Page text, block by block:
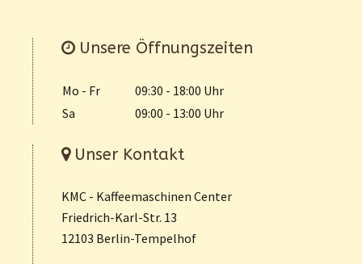
Unsere Öffnungszeiten
Mo - Fr
09:30 - 18:00 Uhr
Sa
09:00 - 13:00 Uhr
Unser Kontakt
KMC - Kaffeemaschinen Center
Friedrich-Karl-Str. 13
12103 Berlin-Tempelhof